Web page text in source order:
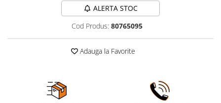
ALERTA STOC
Cod Produs: 80765095
Adauga la Favorite